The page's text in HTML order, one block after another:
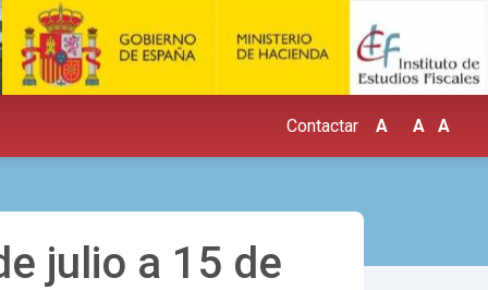
Contactar A +A A
julio a 15 de